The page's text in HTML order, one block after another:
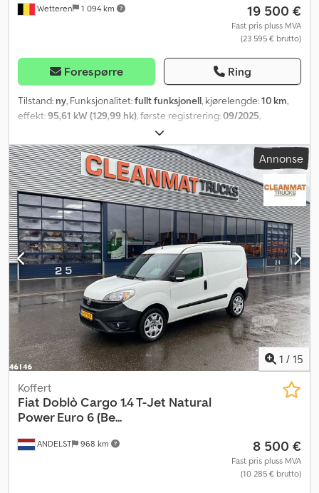
Wetteren 1 094 km 19 500 €
Fast pris pluss MVA
(23 595 € brutto)
Forespørre Ring
Tilstand: ny, Funksjonalitet:fullt funksjonell, kjørelengde:10 km,
effekt:95,61 kW (129,99 hk), første registrering:09/2025,
, dekktilstand:100 prosent
girtype:mekanisk, antall gir:6, antall seter:2, Byggeår:2025, Utstyr:
Android Auto, Apple CarPlay, Bluetooth, USB-port, aircondition,
cruise control, elektrisk justerbart speil, ikke-røyk kjøretøy,
kjørecomputer, kjørefeltassistent, navigasjonssystem, skyvedør,
Annonse
1 / 15
ANDELST 968 km
Koffert
Fiat Doblò Cargo 1.4 T-Jet Natural
Power Euro 6 (Be...
8 500 €
Fast pris pluss MVA
(10 285 € brutto)